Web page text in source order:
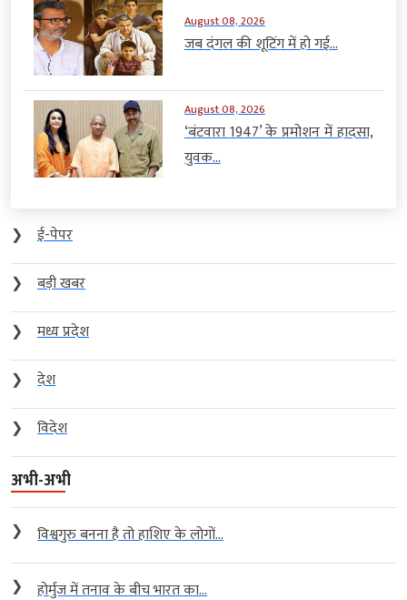
August 08, 2026
जब दंगल की शूटिंग में हो गई...
August 08, 2026
‘बंटवारा 1947’ के प्रमोशन में हादसा,
युवक...
❯
ई-पेपर
❯
बड़ी खबर
❯
मध्य प्रदेश
❯
देश
❯
विदेश
अभी-अभी
❯ विश्वगुरु बनना है तो हाशिए के लोगों...
❯ होर्मुज में तनाव के बीच भारत का...